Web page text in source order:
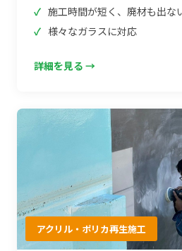
施工時間が短く、廃材も出な
様々なガラスに対応
詳細を見る →
アクリル・ポリカ再生施工